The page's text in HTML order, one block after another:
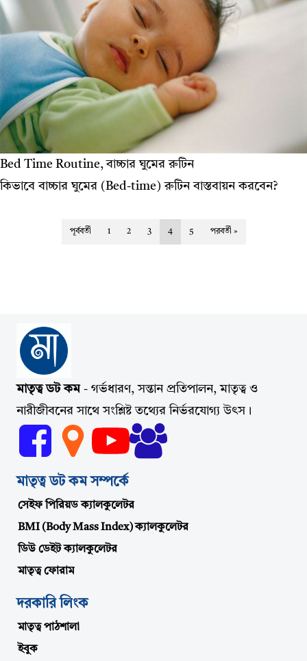
Bed Time Routine, বাচ্চার ঘুমের রুটিন
কিভাবে বাচ্চার ঘুমের (Bed-time) রুটিন বাস্তবায়ন করবেন?
পূর্ববর্তী 1 2 3 4 5 পরবর্তী »
মাতৃত্ব ডট কম- গর্ভধারণ, সন্তান প্রতিপালন, মাতৃত্ব ও
নারীজীবনের সাথে সংশ্লিষ্ট তথ্যের নির্ভরযোগ্য উৎস।
মাতৃত্ব ডট কম সম্পর্কে
সেইফ পিরিয়ড ক্যালকুলেটর
BMI (Body Mass Index) ক্যালকুলেটর
ডিউ ডেইট ক্যালকুলেটর
মাতৃত্ব ফোরাম
দরকারি লিংক
মাতৃত্ব পাঠশালা
ইবুক